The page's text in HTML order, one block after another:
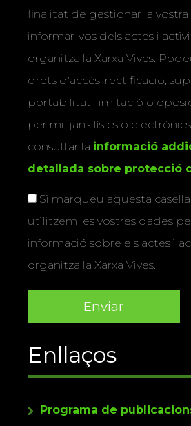
finalitat de gestionar la
informar-vos dels actes i
organitza la Xarxa Vives.
drets d’accés, rectificació,
portabilitat, limitació o
per mitjans físics o
consultar la informació
detallada sobre protecció
Si marqueu aquesta
utilitzem les vostres dades
informació sobre els actes i
organitza la Xarxa Vives.
Enllaços
Programa de